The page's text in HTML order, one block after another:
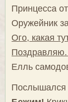
Принцесса
Оружейник
Ого, какая
Поздравляю.
Елль
Послышался